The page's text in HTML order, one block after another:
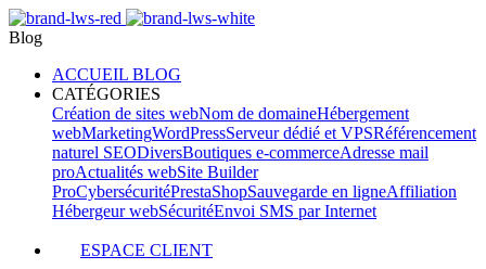
Blog
ACCUEIL BLOG
CATÉGORIES
Création de sites webNom de domaineHébergement
webMarketingWordPressServeur dédié et VPSRéférencement
naturel SEODiversBoutiques e-commerceAdresse mail
proActualités webSite Builder
ProCybersécuritéPrestaShopSauvegarde en ligneAffiliation
Hébergeur webSécuritéEnvoi SMS par Internet
ESPACE CLIENT